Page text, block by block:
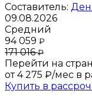
Составитель:
09.08.2026
Средний
94 059 ₽
171 016₽
Перейти на
от 4 275 ₽/мес в
Купить в